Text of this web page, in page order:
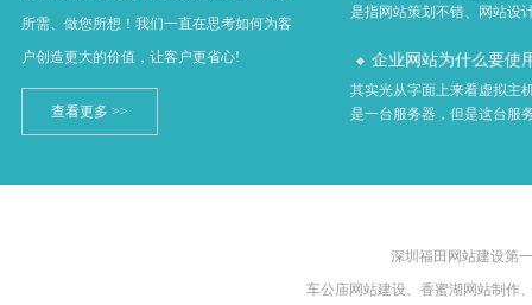
所需、做您所想！我们一直在思考如何为客
户创造更大的价值，让客户更省心!
查看更多 >>
是指网站策划不错、网站设
企业网站为什么要使
其实光从字面上来看虚拟主
是一台服务器，但是这台服
深圳福田网站建设第
车公庙网站建设、香蜜湖网站制作